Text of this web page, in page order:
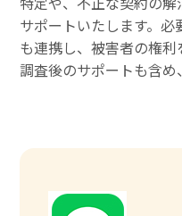
サポートいたします。
も連携し、被害者の権
調査後のサポートも含め